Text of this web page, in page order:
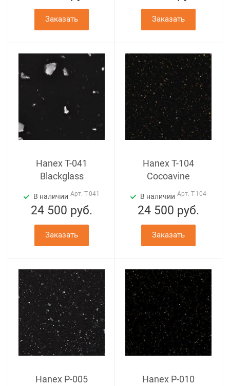
Заказать Заказать
Hanex T-041
Blackglass
В наличии Арт. T-041
24 500 руб.
Заказать
Hanex T-104
Cocoavine
В наличии Арт. T-104
24 500 руб.
Заказать
Hanex P-005
Hanex P-010